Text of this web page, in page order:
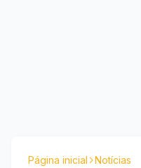
Página inicial Notícias